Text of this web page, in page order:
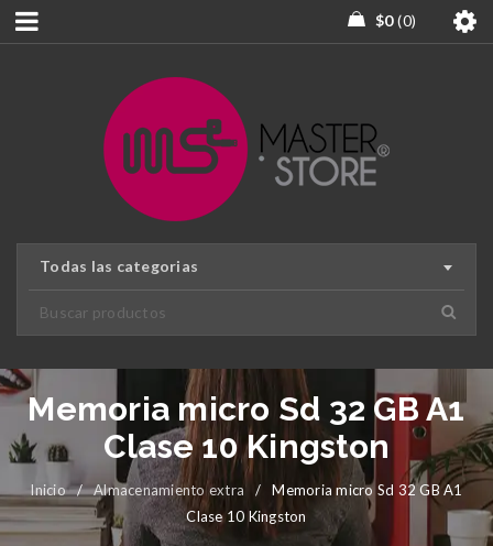
$0 0
Todas las categorias
Memoria micro Sd 32 GB A1
Clase 10 Kingston
Inicio / Almacenamiento extra /
Memoria micro Sd 32 GB A1
Clase 10 Kingston